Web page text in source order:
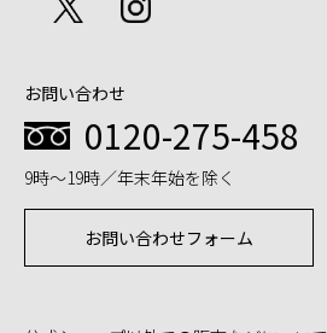
お問い合わせ
0120-275-458
9時～19時／年末年始を除く
お問い合わせフォーム